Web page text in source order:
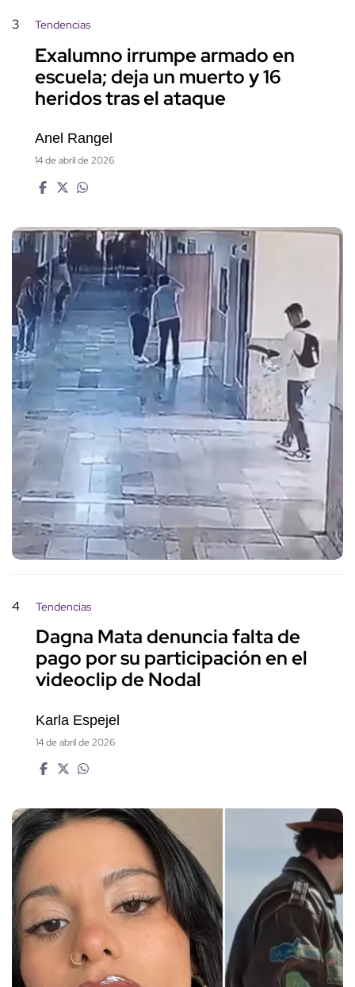
3 Tendencias
Exalumno irrumpe armado en
escuela; deja un muerto y 16
heridos tras el ataque
Anel Rangel
14 de abril de 2026
4 Tendencias
Dagna Mata denuncia falta de
pago por su participación en el
videoclip de Nodal
Karla Espejel
14 de abril de 2026